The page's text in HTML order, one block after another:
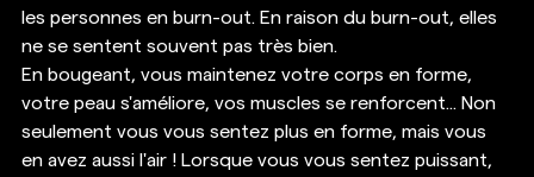
les personnes en burn-out. En raison du burn-out, elles
ne se sentent souvent pas très bien.
En bougeant, vous maintenez votre corps en forme,
votre peau s'améliore, vos muscles se renforcent... Non
seulement vous vous sentez plus en forme, mais vous
en avez aussi l'air ! Lorsque vous vous sentez puissant,